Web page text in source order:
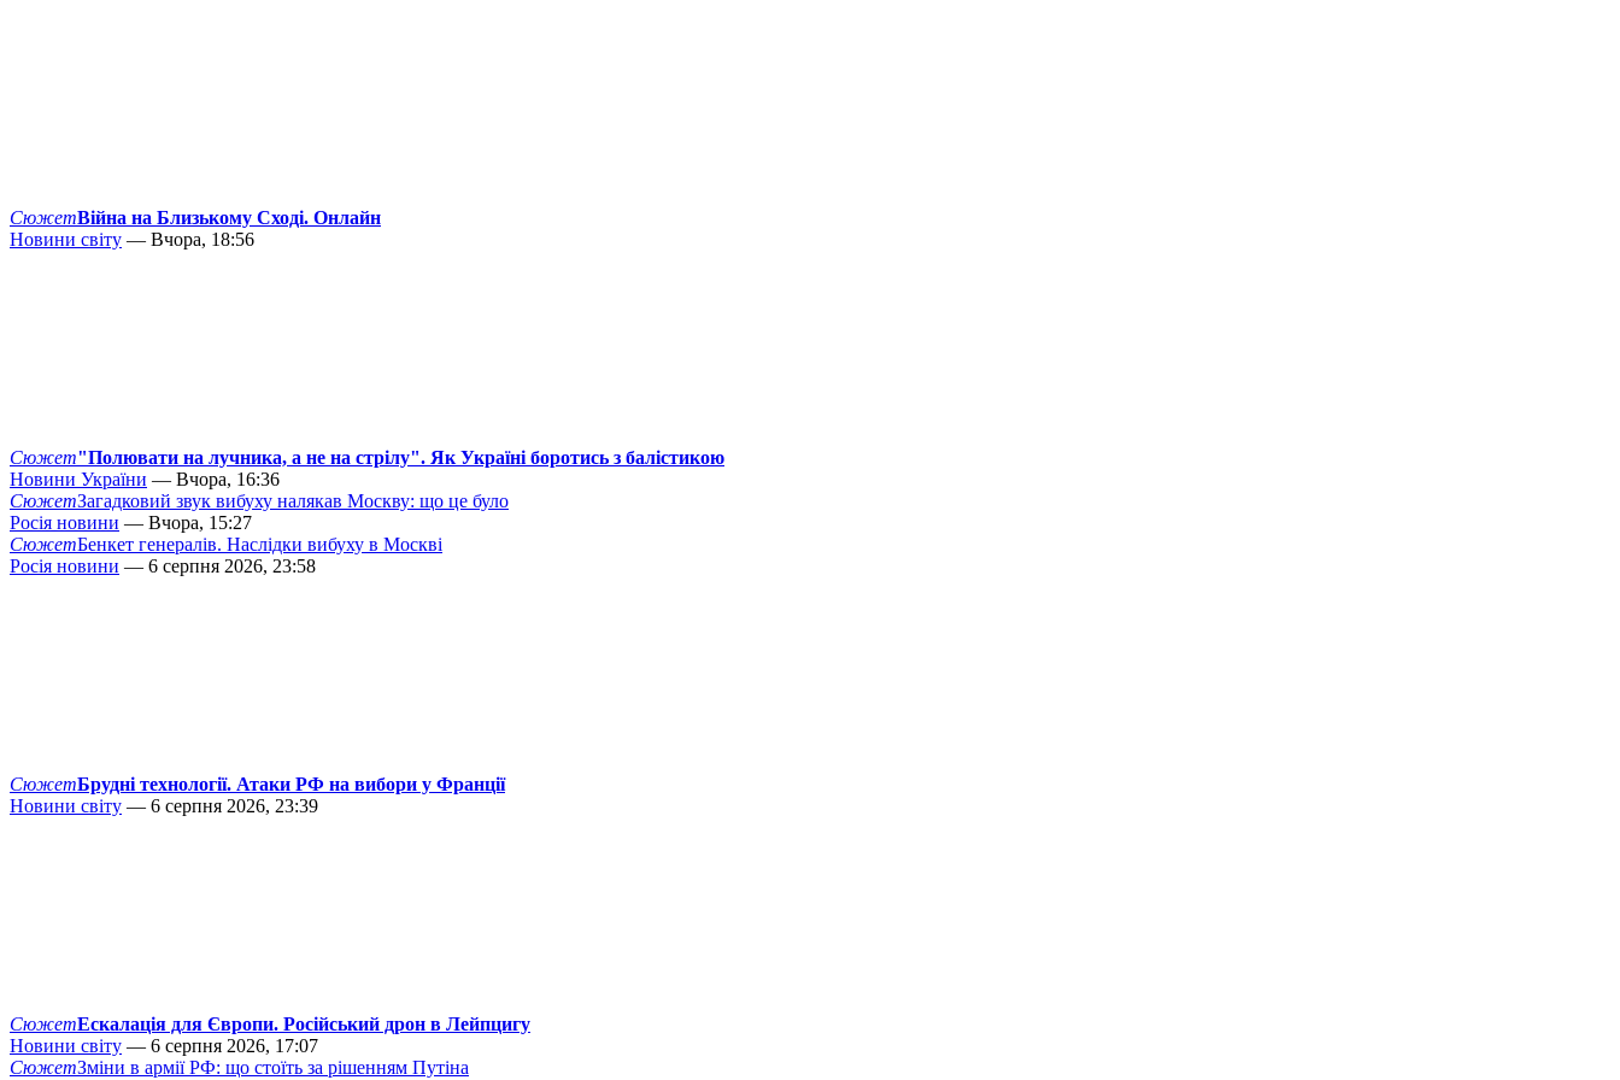
СюжетВійна на Близькому Сході. Онлайн
Новини світу — Вчора, 18:56
Сюжет"Полювати на лучника, а не на стрілу". Як Україні боротись з балістикою
Новини України — Вчора, 16:36
СюжетЗагадковий звук вибуху налякав Москву: що це було
Росія новини — Вчора, 15:27
СюжетБенкет генералів. Наслідки вибуху в Москві
Росія новини — 6 серпня 2026, 23:58
СюжетБрудні технології. Атаки РФ на вибори у Франції
Новини світу — 6 серпня 2026, 23:39
СюжетЕскалація для Європи. Російський дрон в Лейпцигу
Новини світу — 6 серпня 2026, 17:07
СюжетЗміни в армії РФ: що стоїть за рішенням Путіна